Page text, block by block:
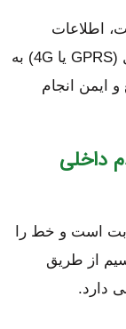
اطلاعات
کارت‌های بانکی را از طریق شبکه‌های موبایل (GPRS یا 4G) به
ایمن انجام
داخلی
است و خط را
از طریق
دارد.